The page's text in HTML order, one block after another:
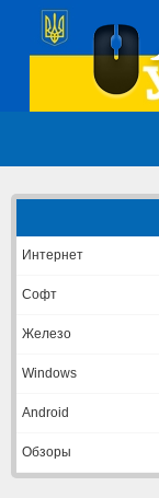
Интернет
Софт
Железо
Windows
Android
Обзоры